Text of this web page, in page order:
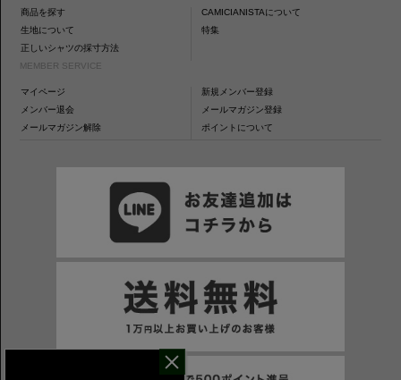
商品を探す
CAMICIANISTAについて
生地について
特集
正しいシャツの採寸方法
MEMBER SERVICE
マイページ
新規メンバー登録
メンバー退会
メールマガジン登録
メールマガジン解除
ポイントについて